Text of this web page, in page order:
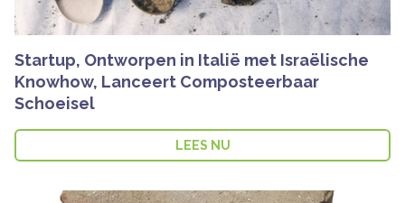
Startup, Ontworpen in Italië met Israëlische
Knowhow, Lanceert Composteerbaar
Schoeisel
LEES NU